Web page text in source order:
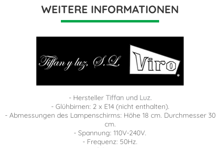
WEITERE INFORMATIONEN
- Hersteller Tiffan und Luz.
- Glühbirnen: 2 x E14 (nicht enthalten).
- Abmessungen des Lampenschirms: Höhe 18 cm. Durchmesser 30
cm.
- Spannung: 110V-240V.
- Frequenz: 50Hz.